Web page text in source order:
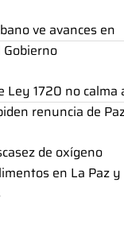
ve avances en
Gobierno
Ley 1720 no calma
renuncia de
de oxígeno
en La Paz y